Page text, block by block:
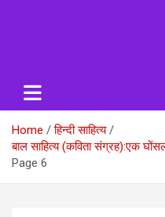
Home
हिन्दी साहित्य
बाल साहित्य (कविता संग्रह):एक
Page 6